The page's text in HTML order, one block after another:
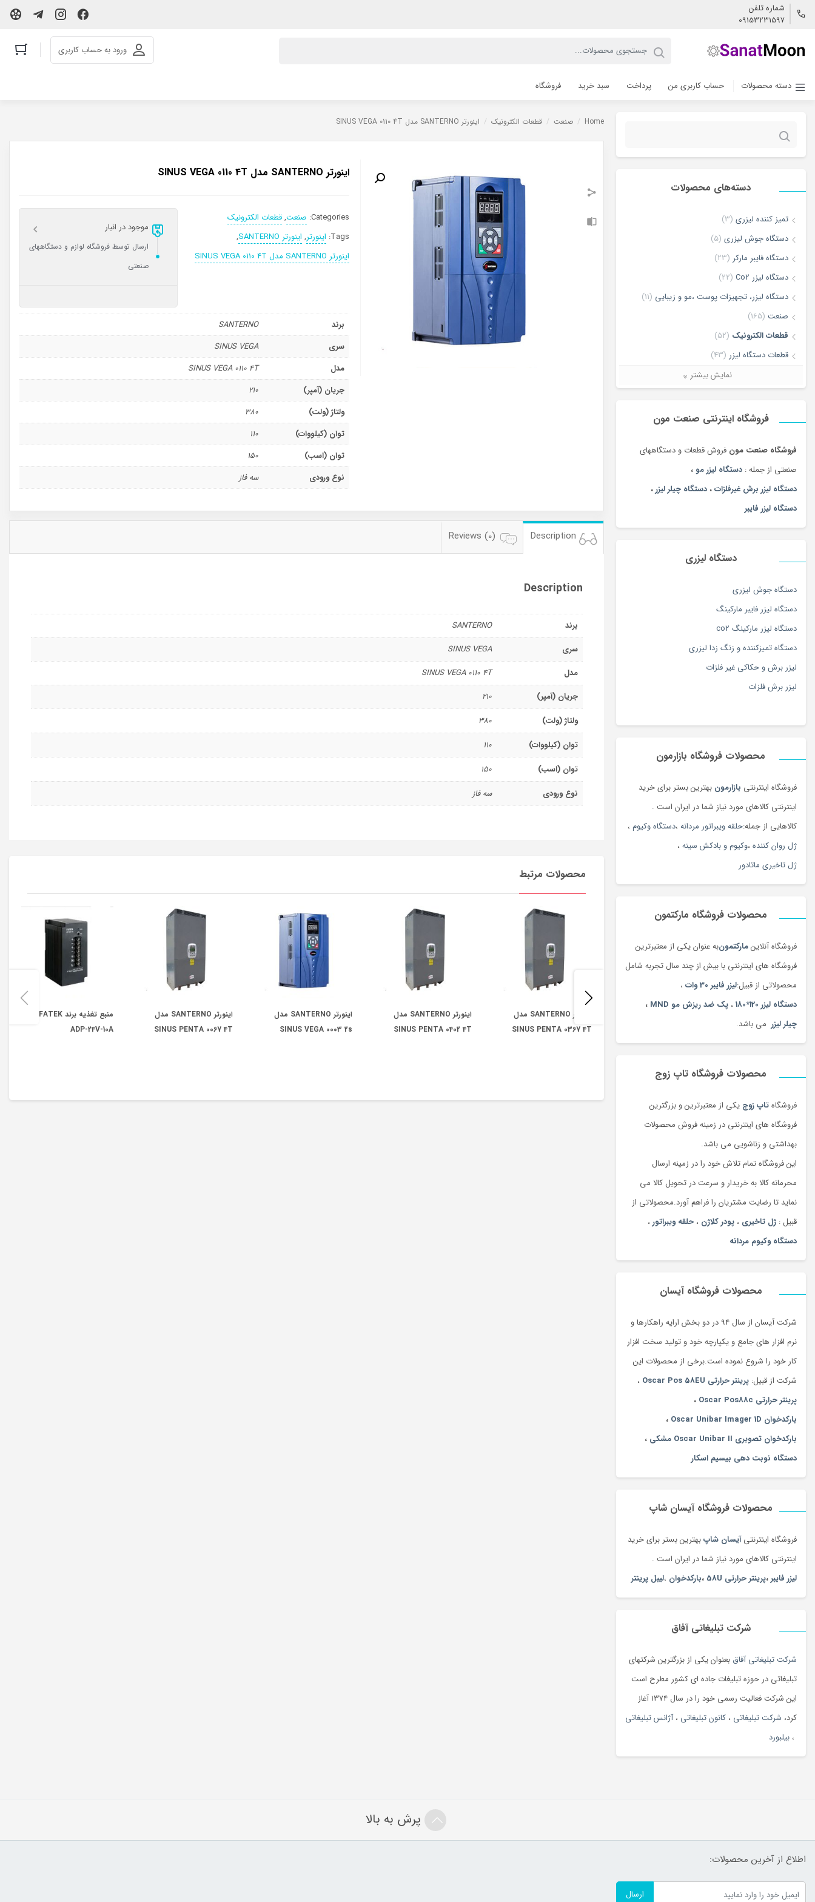
شماره تلفن
09153231597
ورود به حساب کاربری
دسته محصولات حساب کاربری من پرداخت سبد خرید فروشگاه
جستجو
دسته‌های محصولات
تمیز کننده لیزری (3)
دستگاه جوش لیزری (5)
دستگاه فایبر مارکر (23)
دستگاه لیزر Co2
(22)
دستگاه لیزر، تجهیزات پوست ،مو و زیبایی (11)
صنعت (165)
قطعات الکترونیک (52)
قطعات دستگاه لیزر (43)
لیزر برش و حکاکی غیر فلزات(7)
ماشین آلات(68)
نمایش بیشتر
فروشگاه اینترنتی صنعت مون
فروشگاه صنعت مون فروش قطعات و دستگاههای
صنعتی از جمله : دستگاه لیزر مو ،
دستگاه لیزر برش غیرفلزات، دستگاه چیلر لیزر،
دستگاه لیزر فایبر
دستگاه لیزری
دستگاه جوش لیزری
دستگاه لیزر فایبر مارکینگ
دستگاه لیزر مارکینگ co2
دستگاه تمیزکننده و زنگ زدا لیزری
لیزر برش و حکاکی غیر فلزات
لیزر برش فلزات
محصولات فروشگاه بازارمون
فروشگاه اینترنتی بازارمون بهترین بستر برای خرید
اینترنتی کالاهای مورد نیاز شما در ایران است .
کالاهایی از جمله:حلقه ویبراتور مردانه ،دستگاه وکیوم ،
ژل روان کننده ،وکیوم و بادکش سینه ،
ژل تاخیری ماتادور
محصولات فروشگاه مارکتمون
فروشگاه آنلاینمارکتمونبه عنوان یکی از معتبرترین
فروشگاه های اینترنتی با بیش از چند سال تجربه شامل
محصولاتی از قبیل:لیزر فایبر 30 وات
،
دستگاه لیزر 120*180
، پک ضد ریزش مو MND
،
چیلر لیزر می باشد.
محصولات فروشگاه تاپ زوج
فروشگاهتاپ زوج یکی از معتبرترین و بزرگترین
فروشگاه های اینترنتی در زمینه فروش محصولات
بهداشتی و زناشویی می باشد.
این فروشگاه تمام تلاش خود را در زمینه ارسال
محرمانه کالا به خریدار و سرعت در تحویل کالا می
نماید تا رضایت مشتریان را فراهم آورد.محصولاتی از
قبیل : ژل تاخیری ، پودر کلاژن ، حلقه ویبراتور ،
دستگاه وکیوم مردانه
محصولات فروشگاه آیسان
شرکت آیسان از سال 94 در دو بخش ارایه راهکارها و
نرم افزار های جامع و یکپارچه خود و تولید سخت افزار
کار خود را شروع نموده است.برخی از محصولات این
شرکت از قبیل: پرینتر حرارتی Oscar Pos 58EU
،
پرینتر حرارتی Oscar Pos88c
،
بارکدخوان Oscar Unibar Imager 1D
،
بارکدخوان تصویری Oscar Unibar II مشکی
،
دستگاه نوبت دهی بیسیم اسکار
محصولات فروشگاه آیسان شاپ
فروشگاه اینترنتیآیسان شاپبهترین بستر برای خرید
اینترنتی کالاهای مورد نیاز شما در ایران است .
لیزر فایبر،پرینتر حرارتی 58U ،بارکدخوان ،لیبل پرینتر
شرکت تبلیغاتی آفاق
شرکت تبلیغاتی آفاق بعنوان یکی از بزرگترین شرکتهای
تبلیغاتی در حوزه تبلیغات جاده ای کشور مطرح است
این شرکت فعالیت رسمی خود را در سال 1374 آغاز
کرد، شرکت تبلیغاتی ، کانون تبلیغاتی ،آژانس تبلیغاتی
، بیلبورد
Home
/ صنعت / قطعات الکترونیک / اینورتر SANTERNO مدل SINUS VEGA 0110 4T
اینورتر SANTERNO مدل SINUS VEGA 0110 4T
Categories: صنعت,قطعات الکترونیک
Tags: اینورتر, اینورتر SANTERNO
,
اینورتر SANTERNO مدل SINUS VEGA 0110 4T
موجود در انبار
ارسال توسط فروشگاه لوازم و دستگاههای
صنعتی
برند
SANTERNO
سری
SINUS VEGA
مدل
SINUS VEGA 0110 4T
جریان (آمپر)
210
ولتاژ (ولت)
380
توان (کیلووات)
110
توان (اسب)
150
نوع ورودی
سه فاز
Description
Reviews (0)
Description
برند
SANTERNO
سری
SINUS VEGA
مدل
SINUS VEGA 0110 4T
جریان (آمپر)
210
ولتاژ (ولت)
380
توان (کیلووات)
110
توان (اسب)
150
نوع ورودی
سه فاز
محصولات مرتبط
اینورتر SANTERNO مدل
SINUS PENTA 0367 4T
اینورتر SANTERNO مدل
SINUS PENTA 0402 4T
اینورتر SANTERNO مدل
SINUS VEGA 0003 2s
اینورتر SANTERNO مدل
SINUS PENTA 0067 4T
ADP-24V-10A
پرش به بالا
اطلاع از آخرین محصولات:
ارسال